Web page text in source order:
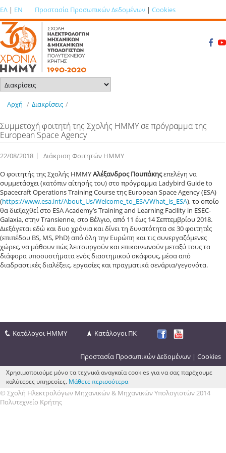
ΕΛ | EN Προστασία Προσωπικών Δεδομένων | Cookies
Αρχή / Διακρίσεις /
Συμμετοχή φοιτητή της Σχολής ΗΜΜΥ σε πρόγραμμα της
European Space Agency
22/08/2018
Διάκριση Φοιτητών ΗΜΜΥ
Ο φοιτητής της Σχολής ΗΜΜΥΑλέξανδρος Πουπάκηςεπελέγη να
συμμετάσχει (κατόπιν αίτησής του) στο πρόγραμμα Ladybird Guide to
Spacecraft Operations Training Course της European Space Agency (ESA)
(https://www.esa.int/About_Us/Welcome_to_ESA/What_is_ESA), το οποίο
θα διεξαχθεί στo ESA Academy’s Training and Learning Facility in ESEC-
Galaxia, στην Transienne, στο Βέλγιο, από 11 έως 14 Σεπτεμβρίου 2018.
Διεξάγεται εδώ και δυο χρόνια και δίνει τη δυνατότητα σε 30 φοιτητές
(επιπέδου BS, MS, PhD) από όλη την Ευρώπη και τις συνεργαζόμενες
χώρες, να μάθουν πώς λειτουργούν και επικοινωνούν μεταξύ τους τα
διάφορα υποσυστήματα ενός διαστημικού σκάφους, μέσα από
διαδραστικές διαλέξεις, εργασίες και πραγματικά σενάρια/γεγονότα.
Κατάλογοι ΗΜΜΥ Κατάλογοι ΠΚ
Προστασία Προσωπικών Δεδομένων | Cookies
Χρησιμοποιούμε μόνο τα τεχνικά αναγκαία cookies για να σας παρέχουμε
καλύτερες υπηρεσίες. Μάθετε περισσότερα
© Σχολή Ηλεκτρολόγων Μηχανικών & Μηχανικών Υπολογιστών 2014
Πολυτεχνείο Κρήτης